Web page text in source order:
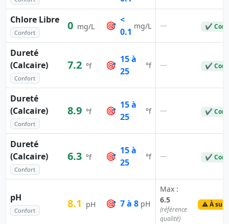
Chlore Libre
Confort
0 mg/L 🎯
<
0.1
mg/L — ✔
Dureté
(Calcaire)
Confort
7.2 °f 🎯
15 à
25
°f — ✔
Dureté
(Calcaire)
Confort
8.9 °f 🎯
15 à
25
°f — ✔
Dureté
(Calcaire)
Confort
6.3 °f 🎯
15 à
25
°f — ✔
pH
Confort
8.1 pH 🎯 7 à 8 pH
Max :
6.5
(référence
qualité)
⚠️ À